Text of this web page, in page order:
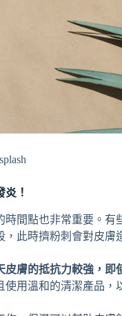
！
間點也非常重要。
此時擠粉刺會對皮膚
膚的抵抗力較強，即
用溫和的清潔產品，